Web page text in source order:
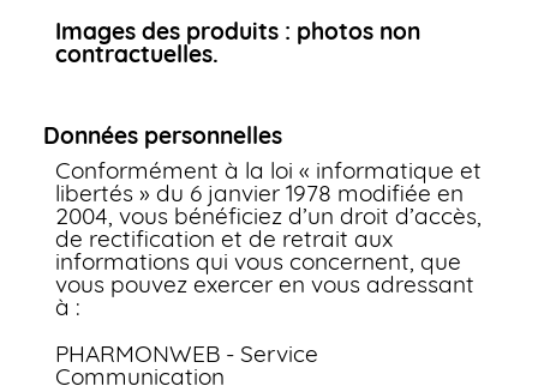
Images des produits : photos non
contractuelles.
Données personnelles
Conformément à la loi « informatique et
libertés » du 6 janvier 1978 modifiée en
2004, vous bénéficiez d’un droit d’accès,
de rectification et de retrait aux
informations qui vous concernent, que
vous pouvez exercer en vous adressant
à :
PHARMONWEB - Service
Communication